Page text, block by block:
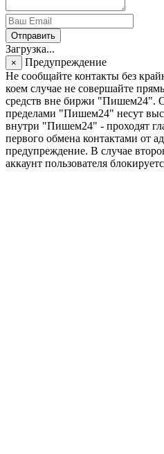
Отправить
Загрузка...
×
Предупреждение
Не сообщайте контакты без
коем случае не совершайте
средств вне биржи "Пишем24".
пределами "Пишем24" несут
внутри "Пишем24" - проходят
первого обмена контактами от
предупреждение. В случае
аккаунт пользователя